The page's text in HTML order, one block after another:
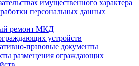
имущественного характера
персональных данных
ремонт МКД
устройств
правовые документы
размещения ограждающих